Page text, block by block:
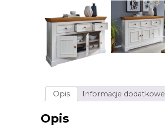
Opis Informacje dodatkowe
Opis